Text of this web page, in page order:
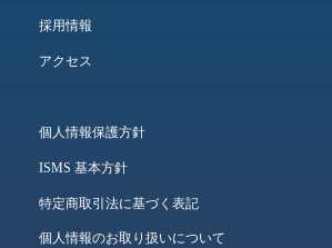
採用情報
アクセス
個人情報保護方針
ISMS 基本方針
特定商取引法に基づく表記
個人情報のお取り扱いについて